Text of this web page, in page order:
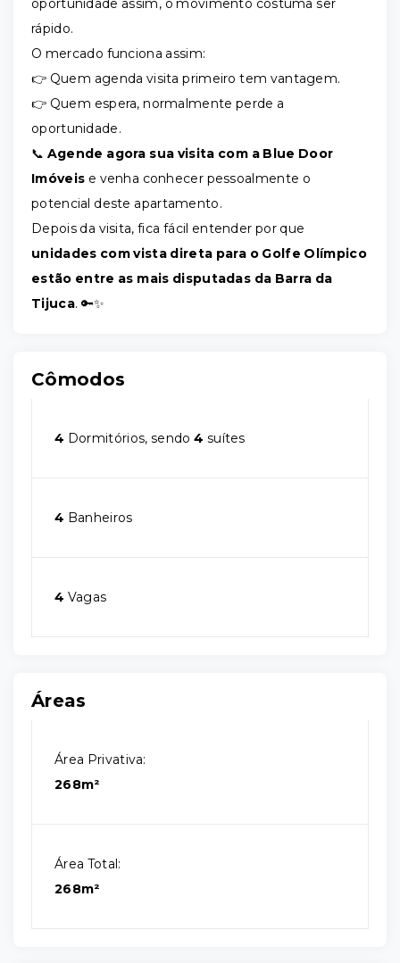
oportunidade assim, o movimento costuma ser
rápido.
O mercado funciona assim:
👉 Quem agenda visita primeiro tem vantagem.
👉 Quem espera, normalmente perde a
oportunidade.
📞 Agende agora sua visita com a Blue Door
Imóveis e venha conhecer pessoalmente o
potencial deste apartamento.
Depois da visita, fica fácil entender por que
unidades com vista direta para o Golfe Olímpico
estão entre as mais disputadas da Barra da
Tijuca. 🔑✨
Cômodos
4 Dormitórios, sendo4 suítes
4 Banheiros
4 Vagas
Áreas
Área Privativa:
268m²
Área Total:
268m²